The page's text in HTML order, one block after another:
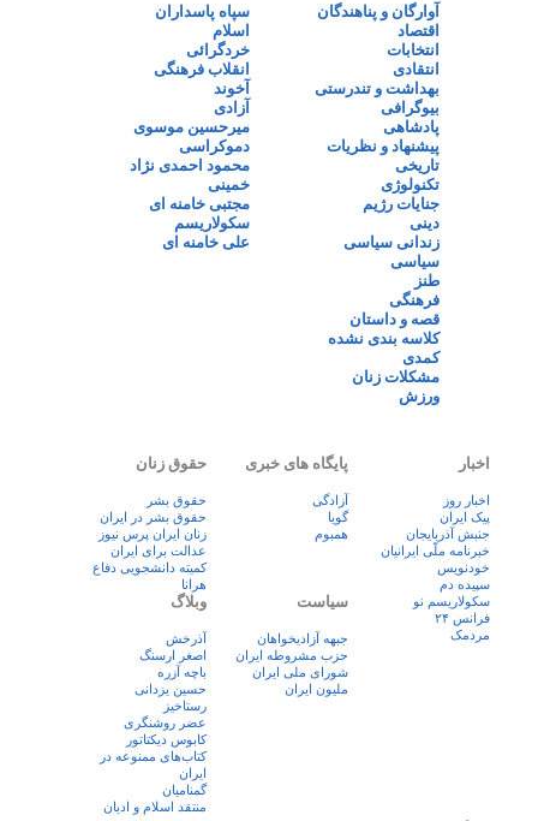
آوارگان و پناهندگان
اقتصاد
انتخابات
انتقادی
بهداشت و تندرستی
بیوگرافی
پادشاهی
پیشنهاد و نظریات
تاریخی
تکنولوژی
جنایات رژیم
دینی
زندانی سیاسی
سیاسی
طنز
فرهنگی
قصه و داستان
کلاسه بندی نشده
کمدی
مشکلات زنان
ورزش
سپاه پاسداران
اسلام
خردگرائی
انقلاب فرهنگی
آخوند
آزادی
میرحسین موسوی
دموکراسی
محمود احمدی نژاد
خمینی
مجتبی خامنه ای
سکولاریسم
علی خامنه ای
اخبار
اخبار روز
پيک ايران
جنبش آذربایجان
خبرنامه ملّی ایرانیان
خودنویس
سپیده دم
سکولاریسم نو
فرانس ۲۴
مردمک
پایگاه های خبری
آزادگی
گویا
همبوم
حقوق زنان
حقوق بشر
حقوق بشر در ایران
زنان ايران پرس نيوز
عدالت برای ایران
کمیته دانشجویی دفاع
هرانا
سیاست
جبهه آزادیخواهان
حزب مشروطه ایران
شورای ملی ایران
ملیون ایران
وبلاگ
آذرخش
اصغر ارسنگ
باچه آزره
حسین یزدانی
رستاخیز
عضر روشنگری
کابوس دیکتاتور
کتاب‌های ممنوعه در
ایران
گمنامیان
منتقد اسلام و ادیان